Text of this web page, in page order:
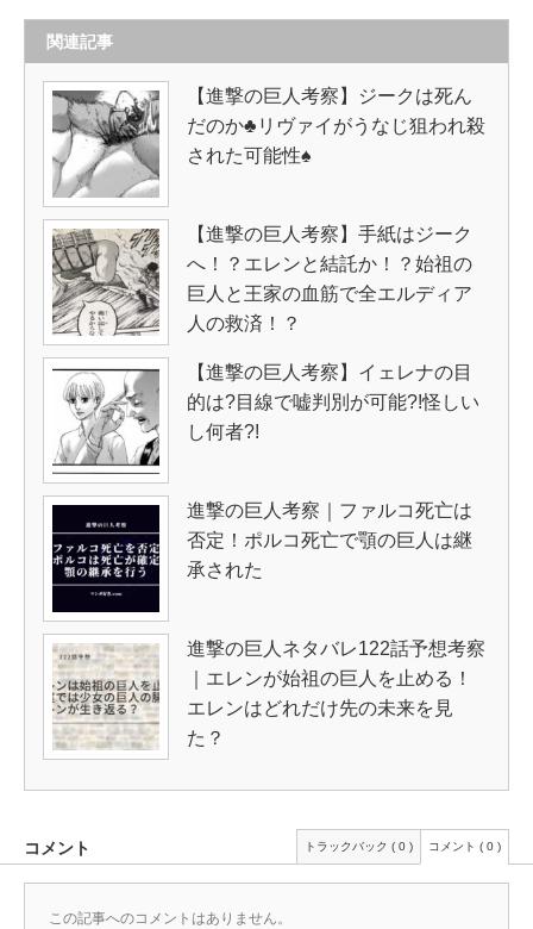
関連記事
【進撃の巨人考察】ジークは死ん
だのか♣リヴァイがうなじ狙われ殺
された可能性♠
【進撃の巨人考察】手紙はジーク
へ！？エレンと結託か！？始祖の
巨人と王家の血筋で全エルディア
人の救済！？
【進撃の巨人考察】イェレナの目
的は?目線で嘘判別が可能?!怪しい
し何者?!
進撃の巨人考察｜ファルコ死亡は
否定！ポルコ死亡で顎の巨人は継
承された
進撃の巨人ネタバレ122話予想考察
｜エレンが始祖の巨人を止める！
エレンはどれだけ先の未来を見
た？
コメント トラックバック ( 0 ) コメント ( 0 )
この記事へのコメントはありません。